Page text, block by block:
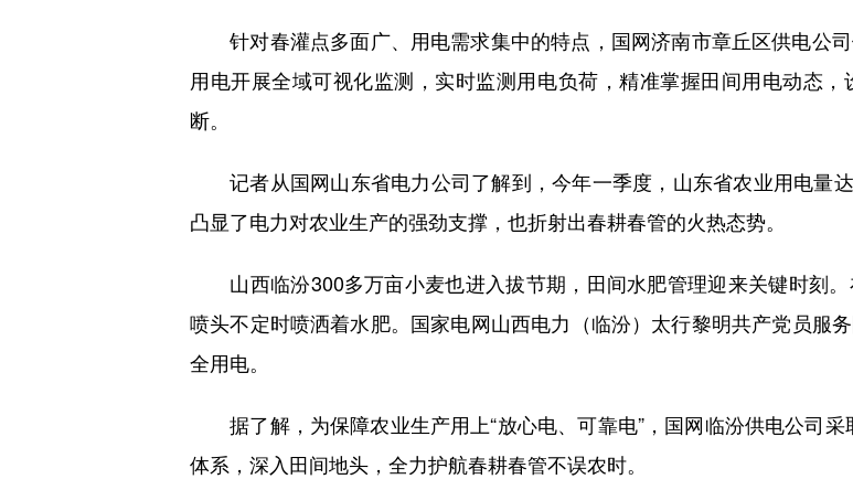
针对春灌点多面广、用电需求集中的特点，国网济南市章丘区供电公
用电开展全域可视化监测，实时监测用电负荷，精准掌握田间用电动态
断。
记者从国网山东省电力公司了解到，今年一季度，山东省农业用电量
凸显了电力对农业生产的强劲支撑，也折射出春耕春管的火热态势。
山西临汾300多万亩小麦也进入拔节期，田间水肥管理迎来关键时刻
喷头不定时喷洒着水肥。国家电网山西电力（临汾）太行黎明共产党员服
全用电。
据了解，为保障农业生产用上“放心电、可靠电”，国网临汾供电公司采
体系，深入田间地头，全力护航春耕春管不误农时。